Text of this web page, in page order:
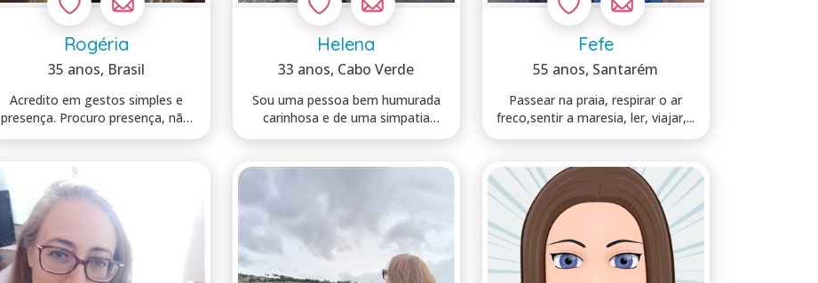
Rogéria
35 anos, Brasil
Acredito em gestos simples e
presença. Procuro presença, não
promessas...
Helena
33 anos, Cabo Verde
Sou uma pessoa bem humurada
carinhosa e de uma simpatia
inabalavel, go...
Fefe
55 anos, Santarém
Passear na praia, respirar o ar
freco,sentir a maresia, ler, viajar,...